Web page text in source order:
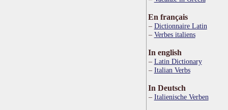
En français
Dictionnaire Latin
Verbes italiens
In english
Latin Dictionary
Italian Verbs
In Deutsch
Italienische Verben